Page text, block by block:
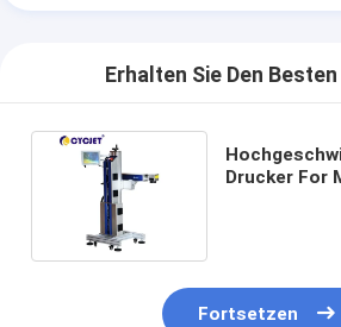
Erhalten Sie Den
Drucker For
Fortsetzen